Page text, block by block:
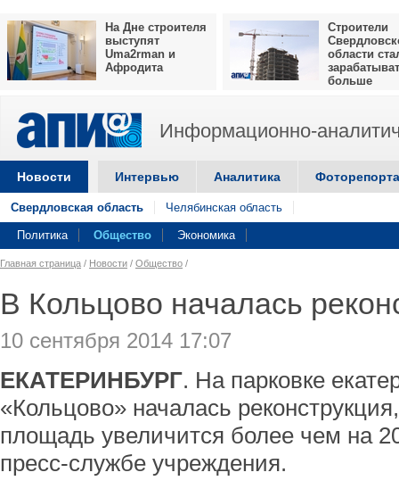
На Дне строителя
выступят
Uma2rman и
Афродита
Строители
области
больше
Информационно-
Новости Интервью Аналитика
Свердловская область Челябинская область
Политика Общество Экономика
Главная страница / Новости / Общество /
В Кольцово началась
10 сентября 2014 17:07
ЕКАТЕРИНБУРГ. На парковке
«Кольцово» началась
площадь увеличится более чем на
пресс-службе учреждения.